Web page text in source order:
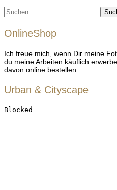
Suchen
nach:
OnlineShop
Ich freue mich, wenn Dir meine
du meine Arbeiten käuflich
davon online bestellen.
Urban & Cityscape